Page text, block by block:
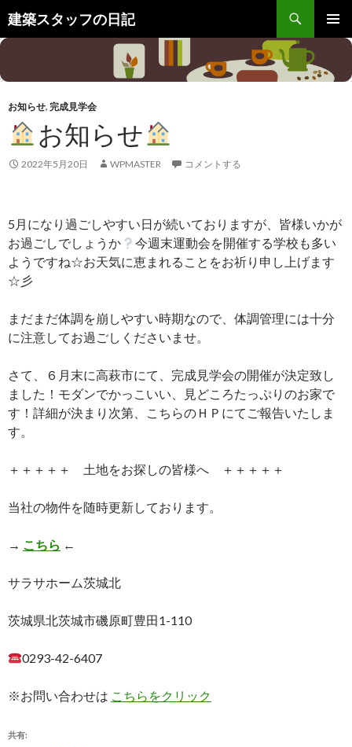
建築スタッフの日記
索
メインメ
ン
へ
ス
キ
ッ
お知らせ, 完成見学会
お知らせ
2022年5月20日 WPMASTER コメントする
5月になり過ごしやすい日が続いておりますが、皆様いかが
お過ごしでしょうか
今週末運動会を開催する学校も多い
ようですね☆お天気に恵まれることをお祈り申し上げます
☆彡
まだまだ体調を崩しやすい時期なので、体調管理には十分
に注意してお過ごしくださいませ。
さて、６月末に高萩市にて、完成見学会の開催が決定致し
ました！モダンでかっこいい、見どころたっぷりのお家で
す！詳細が決まり次第、こちらのＨＰにてご報告いたしま
す。
＋＋＋＋＋ 土地をお探しの皆様へ ＋＋＋＋＋
当社の物件を随時更新しております。
→ こちら ←
サラサホーム茨城北
茨城県北茨城市磯原町豊田1-110
0293-42-6407
※お問い合わせは こちらをクリック
共有: